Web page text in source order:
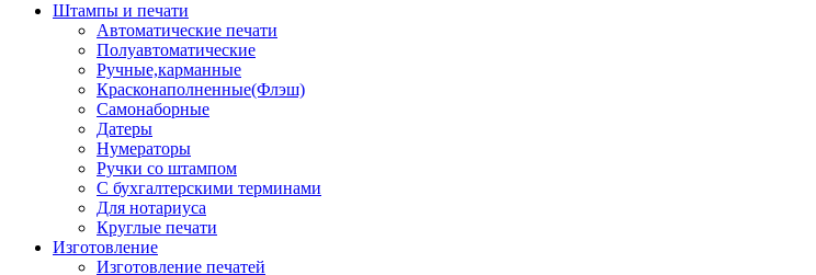
Штампы и печати
Автоматические печати
Полуавтоматические
Ручные,карманные
Красконаполненные(Флэш)
Самонаборные
Датеры
Нумераторы
Ручки со штампом
С бухгалтерскими терминами
Для нотариуса
Круглые печати
Изготовление
Изготовление печатей